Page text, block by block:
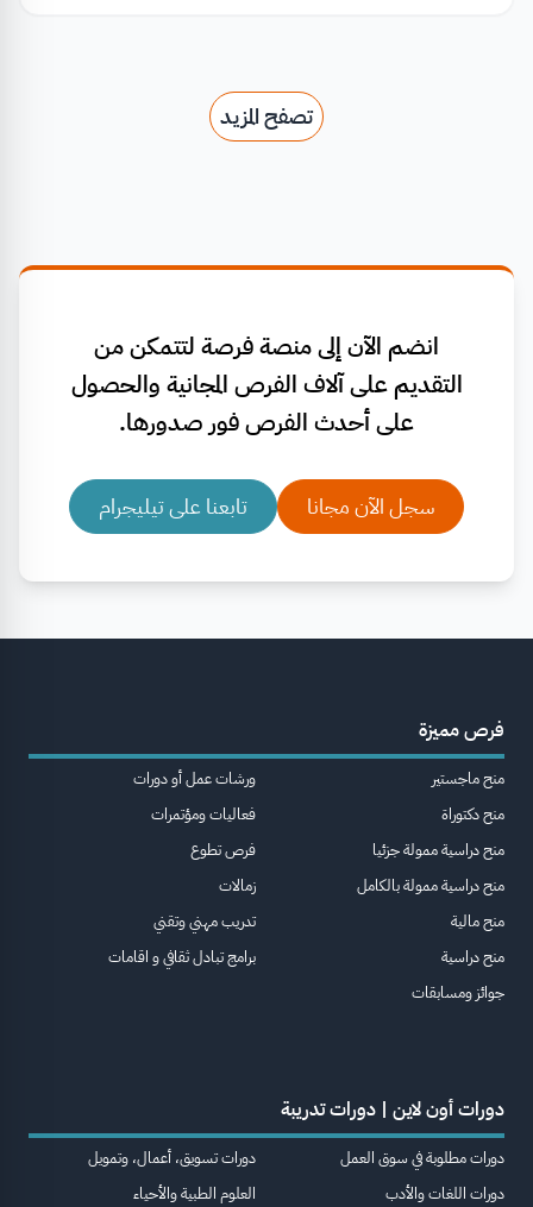
تصفح المزيد
انضم الآن إلى منصة فرصة لتتمكن من
التقديم على آلاف الفرص المجانية والحصول
على أحدث الفرص فور صدورها.
سجل الآن مجانا تابعنا على تيليجرام
فرص مميزة
منح ماجستير
منح دكتوراة
منح دراسية ممولة جزئيا
منح دراسية ممولة بالكامل
منح مالية
منح دراسية
جوائز ومسابقات
ورشات عمل أو دورات
فعاليات ومؤتمرات
فرص تطوع
زمالات
تدريب مهني وتقني
برامج تبادل ثقافي و اقامات
دورات أون لاين | دورات تدريبة
دورات مطلوبة في سوق العمل
دورات اللغات والأدب
دورات تسويق، أعمال، وتمويل
العلوم الطبية والأحياء